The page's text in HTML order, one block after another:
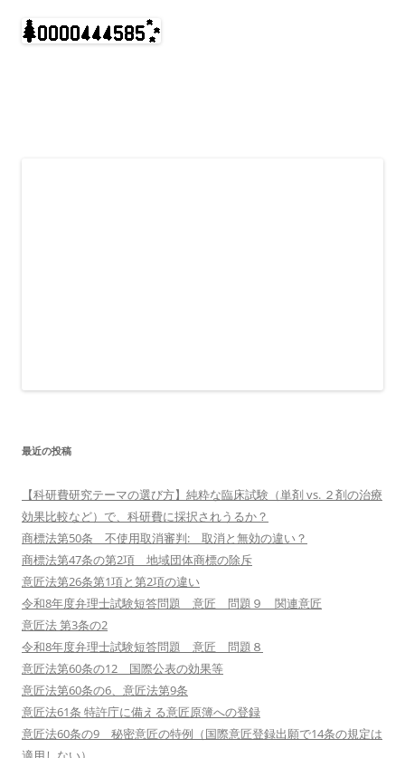
最近の投稿
【科研費研究テーマの選び方】純粋な臨床試験（単剤 vs. ２剤の治療
効果比較など）で、科研費に採択されうるか？
商標法第50条 不使用取消審判: 取消と無効の違い？
商標法第47条の第2項 地域団体商標の除斥
意匠法第26条第1項と第2項の違い
令和8年度弁理士試験短答問題 意匠 問題９ 関連意匠
意匠法 第3条の2
令和8年度弁理士試験短答問題 意匠 問題８
意匠法第60条の12 国際公表の効果等
意匠法第60条の6、意匠法第9条
意匠法61条 特許庁に備える意匠原簿への登録
意匠法60条の9 秘密意匠の特例（国際意匠登録出願で14条の規定は